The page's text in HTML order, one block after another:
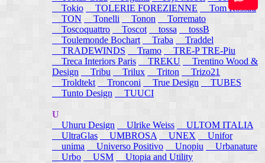
Tokio
TOLERIE FOREZIENNE
Tom Rossau
TON
Tonelli Tonon
Torremato
Toscoquattro
Toscot tossa
tossB
Toulemonde Bochart
Traba
Traddel
TRADEWINDS
Tramo
TRE-P TRE-Piu
Treca Interiors Paris
TREKU
Trentino Wood &
Design
Tribu Trilux Triton
Trizo21
Troldtekt Tronconi True Design
TUBES
Tunto Design
TUUCI
U
Uhuru Design
Ulrike Weiss
ULTOM ITALIA
UltraGlas
UMBROSA UNEX
Unifor
unima
Universo Positivo Unopiu
Urbanature
Urbo
USM Utopia and Utility